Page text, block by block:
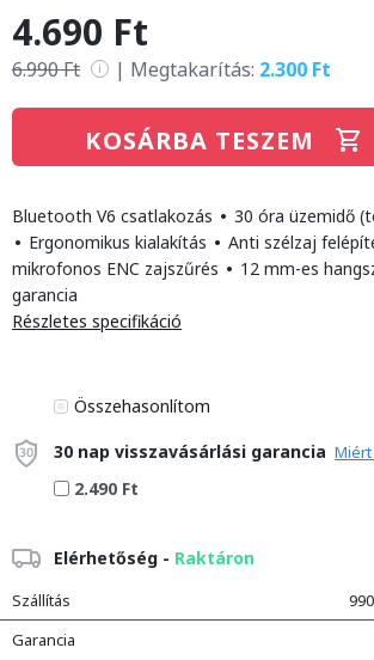
4.690 Ft
6.990 Ft i | Megtakarítás: 2.300 Ft
KOSÁRBA TESZEM
Bluetooth V6 csatlakozás • 30 óra üzemidő
• Ergonomikus kialakítás • Anti szélzaj
mikrofonos ENC zajszűrés • 12 mm-es
garancia
Részletes specifikáció
Összehasonlítom
30 nap visszavásárlási garancia
2.490 Ft
Elérhetőség - Raktáron
Szállítás
Garancia